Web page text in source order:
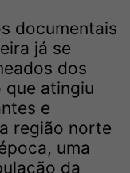
documentais
já se
dos
que atingiu
e
região norte
uma
da